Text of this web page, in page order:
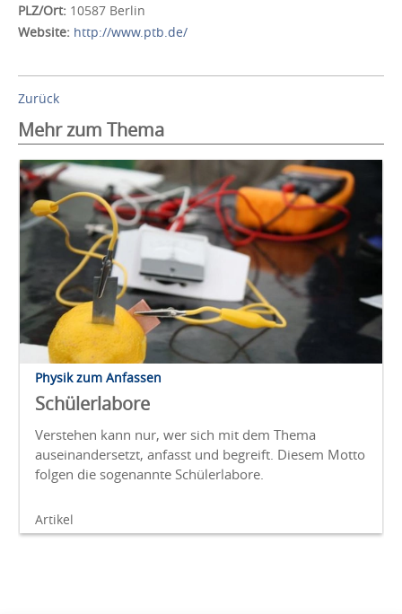
PLZ/Ort: 10587 Berlin
Website: http://www.ptb.de/
Zurück
Mehr zum Thema
Physik zum Anfassen
Schülerlabore
Verstehen kann nur, wer sich mit dem Thema
auseinandersetzt, anfasst und begreift. Diesem Motto
folgen die sogenannte Schülerlabore.
Artikel